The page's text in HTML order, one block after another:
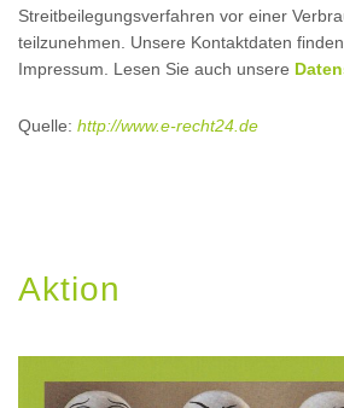
Streitbeilegungsverfahren vor einer
teilzunehmen. Unsere Kontaktdaten
Impressum. Lesen Sie auch unsere
Quelle: http://www.e-recht24.de
Aktion